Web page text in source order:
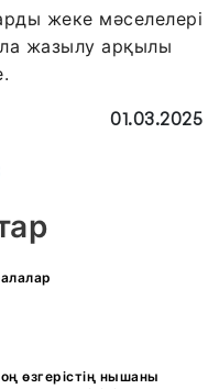
жеке мәселелері
жазылу арқылы
01.03.2025
өзгерістің нышаны